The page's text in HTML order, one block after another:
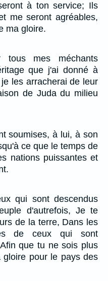
à ton service; Ils
me seront agréables,
ma gloire.
tous mes méchants
que j'ai donné à
les arracherai de leur
de Juda du milieu
soumises, à lui, à son
ce que le temps de
nations puissantes et
qui sont descendus
d'autrefois, Je te
de la terre, Dans les
de ceux qui sont
que tu ne sois plus
gloire pour le pays des